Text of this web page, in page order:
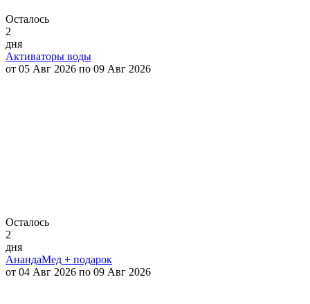
Осталось
2
дня
Активаторы воды
от 05 Авг 2026 по 09 Авг 2026
Осталось
2
дня
АнандаМед + подарок
от 04 Авг 2026 по 09 Авг 2026